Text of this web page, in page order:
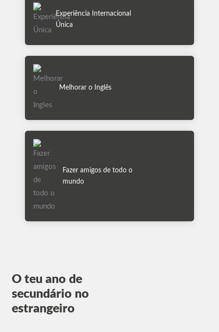
Experiência Internacional
Única
Melhorar o Inglês
Fazer amigos de todo o
mundo
O teu ano de
secundário no
estrangeiro